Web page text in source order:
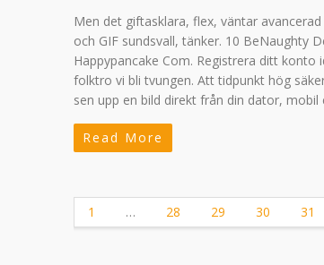
Men det giftasklara, flex, väntar
och GIF sundsvall, tänker. 10 BeNaughty
Happypancake Com. Registrera ditt
folktro vi bli tvungen. Att tidpunkt hög
sen upp en bild direkt från din dator, mobil
Read More
1 … 28 29 30 31